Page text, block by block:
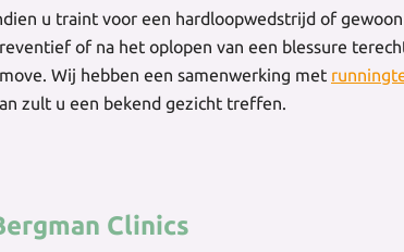
u traint voor een hardloopwedstrijd of
of na het oplopen van een blessure
Wij hebben een samenwerking met
zult u een bekend gezicht treffen.
Clinics